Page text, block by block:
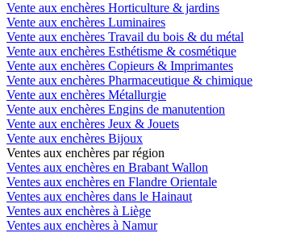
Vente aux enchères Horticulture & jardins
Vente aux enchères Luminaires
Vente aux enchères Travail du bois & du métal
Vente aux enchères Esthétisme & cosmétique
Vente aux enchères Copieurs & Imprimantes
Vente aux enchères Pharmaceutique & chimique
Vente aux enchères Métallurgie
Vente aux enchères Engins de manutention
Vente aux enchères Jeux & Jouets
Vente aux enchères Bijoux
Ventes aux enchères par région
Ventes aux enchères en Brabant Wallon
Ventes aux enchères en Flandre Orientale
Ventes aux enchères dans le Hainaut
Ventes aux enchères à Liège
Ventes aux enchères à Namur